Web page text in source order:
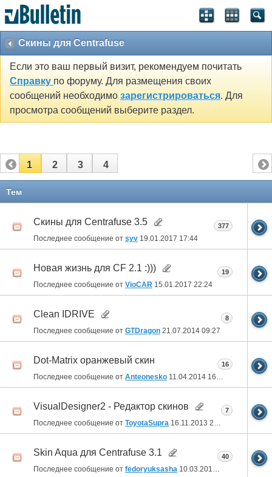
Скины для Centrafuse
Если это ваш первый визит, рекомендуем почитать
Справку по форуму. Для размещения своих
сообщений необходимо зарегистрироваться. Для
просмотра сообщений выберите раздел.
1 2 3 4
Тем
Скины для Centrafuse 3.5
Последнее сообщение от syv 19.01.2017 17:44
377
Новая жизнь для CF 2.1 :)))
Последнее сообщение от VioCAR 15.01.2017 22:24
19
Clean IDRIVE
Последнее сообщение от GTDragon 21.07.2014 09:27
8
Dot-Matrix оранжевый скин
Последнее сообщение от Anteonesko 11.04.2014 16:46
16
VisualDesigner2 - Редактор скинов
Последнее сообщение от ToyotaSupra 16.11.2013 22:04
7
Skin Aqua для Centrafuse 3.1
Последнее сообщение от fedoryuksasha 10.03.2013
40